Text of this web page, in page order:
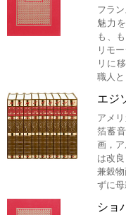
フラ
魅力
も、
リモ
リに
職人
エジ
アメ
箔蓄
画，
は改
兼穀
ずに
ショ